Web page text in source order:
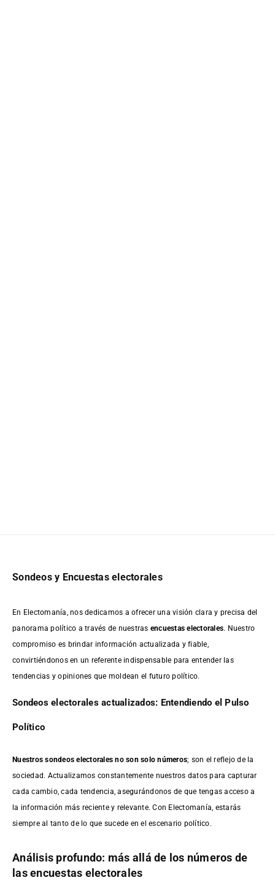
Sondeos y Encuestas electorales
En Electomanía, nos dedicamos a ofrecer una visión clara y precisa del
panorama político a través de nuestras encuestas electorales. Nuestro
compromiso es brindar información actualizada y fiable,
convirtiéndonos en un referente indispensable para entender las
tendencias y opiniones que moldean el futuro político.
Sondeos electorales actualizados: Entendiendo el Pulso
Político
Nuestros sondeos electorales no son solo números; son el reflejo de la
sociedad. Actualizamos constantemente nuestros datos para capturar
cada cambio, cada tendencia, asegurándonos de que tengas acceso a
la información más reciente y relevante. Con Electomanía, estarás
siempre al tanto de lo que sucede en el escenario político.
Análisis profundo: más allá de los números de
las encuestas electorales